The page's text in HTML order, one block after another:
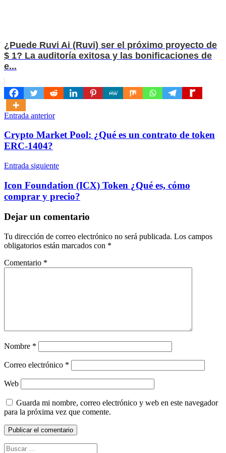
¿Puede Ruvi Ai (Ruvi) ser el próximo proyecto de
$ 1? La auditoría exitosa y las bonificaciones de
e...
Navegación
de
entradas
Entrada anterior
Crypto Market Pool: ¿Qué es un contrato de token
ERC-1404?
Entrada siguiente
Icon Foundation (ICX) Token ¿Qué es, cómo
comprar y precio?
Dejar un comentario
Tu dirección de correo electrónico no será publicada. Los campos
obligatorios están marcados con *
Comentario *
Nombre *
Correo electrónico *
Web
Guarda mi nombre, correo electrónico y web en este navegador
para la próxima vez que comente.
Buscar: